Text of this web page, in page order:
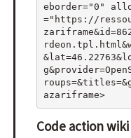
eborder="0"
="https://
azariframe>
Code action